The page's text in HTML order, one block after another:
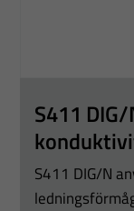
S411
S411 DIG/N